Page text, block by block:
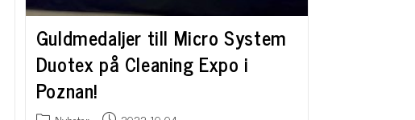
Guldmedaljer till Micro System
Duotex på Cleaning Expo i
Poznan!